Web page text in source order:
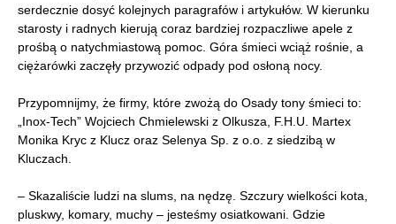
serdecznie dosyć kolejnych paragrafów i artykułów. W kierunku
starosty i radnych kierują coraz bardziej rozpaczliwe apele z
prośbą o natychmiastową pomoc. Góra śmieci wciąż rośnie, a
ciężarówki zaczęły przywozić odpady pod osłoną nocy.
Przypomnijmy, że firmy, które zwożą do Osady tony śmieci to:
„Inox-Tech” Wojciech Chmielewski z Olkusza, F.H.U. Martex
Monika Kryc z Klucz oraz Selenya Sp. z o.o. z siedzibą w
Kluczach.
– Skazaliście ludzi na slums, na nędzę. Szczury wielkości kota,
pluskwy, komary, muchy – jesteśmy osiatkowani. Gdzie